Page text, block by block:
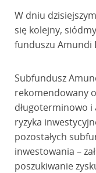
W dniu
się kolejny,
funduszu Amundi
Subfundusz
rekomendowany
długoterminowo
ryzyka
pozostałych
inwestowania –
poszukiwanie